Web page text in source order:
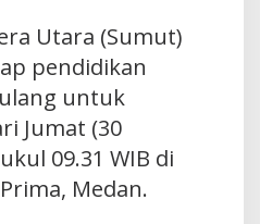
Utara (Sumut)
pendidikan
untuk
Jumat (30
09.31 WIB di
Medan.